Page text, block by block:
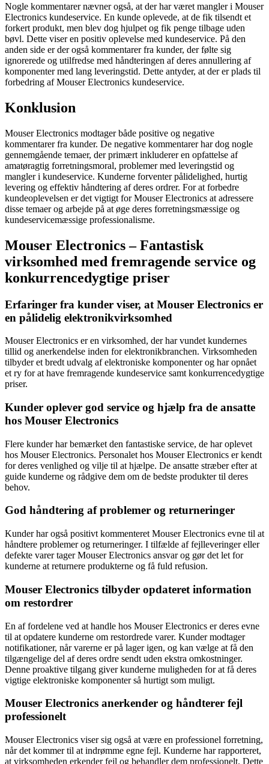
Nogle kommentarer nævner også, at der har været mangler i Mouser
Electronics kundeservice. En kunde oplevede, at de fik tilsendt et
forkert produkt, men blev dog hjulpet og fik penge tilbage uden
bøvl. Dette viser en positiv oplevelse med kundeservice. På den
anden side er der også kommentarer fra kunder, der følte sig
ignorerede og utilfredse med håndteringen af deres annullering af
komponenter med lang leveringstid. Dette antyder, at der er plads til
forbedring af Mouser Electronics kundeservice.
Konklusion
Mouser Electronics modtager både positive og negative
kommentarer fra kunder. De negative kommentarer har dog nogle
gennemgående temaer, der primært inkluderer en opfattelse af
amatøragtig forretningsmoral, problemer med leveringstid og
mangler i kundeservice. Kunderne forventer pålidelighed, hurtig
levering og effektiv håndtering af deres ordrer. For at forbedre
kundeoplevelsen er det vigtigt for Mouser Electronics at adressere
disse temaer og arbejde på at øge deres forretningsmæssige og
kundeservicemæssige professionalisme.
Mouser Electronics – Fantastisk
virksomhed med fremragende service og
konkurrencedygtige priser
Erfaringer fra kunder viser, at Mouser Electronics er
en pålidelig elektronikvirksomhed
Mouser Electronics er en virksomhed, der har vundet kundernes
tillid og anerkendelse inden for elektronikbranchen. Virksomheden
tilbyder et bredt udvalg af elektroniske komponenter og har opnået
et ry for at have fremragende kundeservice samt konkurrencedygtige
priser.
Kunder oplever god service og hjælp fra de ansatte
hos Mouser Electronics
Flere kunder har bemærket den fantastiske service, de har oplevet
hos Mouser Electronics. Personalet hos Mouser Electronics er kendt
for deres venlighed og vilje til at hjælpe. De ansatte stræber efter at
guide kunderne og rådgive dem om de bedste produkter til deres
behov.
God håndtering af problemer og returneringer
Kunder har også positivt kommenteret Mouser Electronics evne til at
håndtere problemer og returneringer. I tilfælde af fejlleveringer eller
defekte varer tager Mouser Electronics ansvar og gør det let for
kunderne at returnere produkterne og få fuld refusion.
Mouser Electronics tilbyder opdateret information
om restordrer
En af fordelene ved at handle hos Mouser Electronics er deres evne
til at opdatere kunderne om restordrede varer. Kunder modtager
notifikationer, når varerne er på lager igen, og kan vælge at få den
tilgængelige del af deres ordre sendt uden ekstra omkostninger.
Denne proaktive tilgang giver kunderne muligheden for at få deres
vigtige elektroniske komponenter så hurtigt som muligt.
Mouser Electronics anerkender og håndterer fejl
professionelt
Mouser Electronics viser sig også at være en professionel forretning,
når det kommer til at indrømme egne fejl. Kunderne har rapporteret,
at virksomheden erkender fejl og behandler dem professionelt. Dette